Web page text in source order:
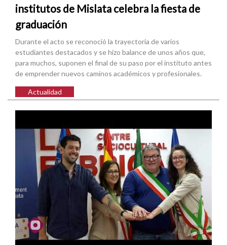
institutos de Mislata celebra la fiesta de
graduación
Durante el acto se reconoció la trayectoria de varios
estudiantes destacados y se hizo balance de unos años que,
para muchos, suponen el final de su paso por el instituto antes
de emprender nuevos caminos académicos y profesionales.
Actualidad